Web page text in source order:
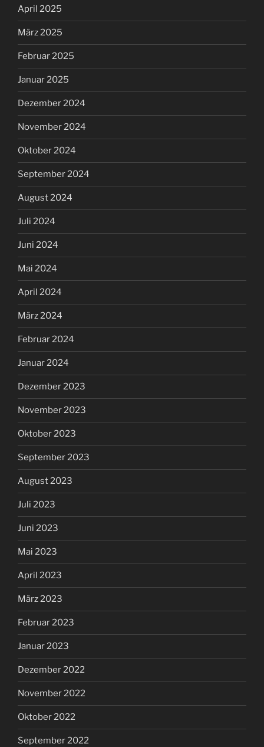
April 2025
März 2025
Februar 2025
Januar 2025
Dezember 2024
November 2024
Oktober 2024
September 2024
August 2024
Juli 2024
Juni 2024
Mai 2024
April 2024
März 2024
Februar 2024
Januar 2024
Dezember 2023
November 2023
Oktober 2023
September 2023
August 2023
Juli 2023
Juni 2023
Mai 2023
April 2023
März 2023
Februar 2023
Januar 2023
Dezember 2022
November 2022
Oktober 2022
September 2022